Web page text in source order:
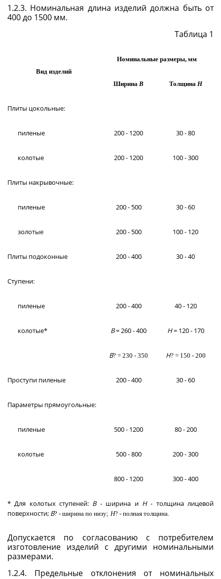
1.2.3. Номинальная длина изделий должна быть от
400 до 1500 мм.
Таблица 1
Вид изделий
Номинальные размеры, мм
Ширина В Толщина Н
Плиты цокольные:
пиленые 200 - 1200 30 - 80
колотые 200 - 1200 100 - 300
Плиты накрывочные:
пиленые 200 - 500 30 - 60
золотые 200 - 500 100 - 120
Плиты подоконные 200 - 400 30 - 40
Ступени:
пиленые 200 - 400 40 - 120
колотые* В= 260 - 400 Н= 120 - 170
В? = 230 - 350 Н?= 150 - 200
Проступи пиленые 200 - 400 30 - 60
Параметры прямоугольные:
пиленые 500 - 1200 80 - 200
колотые 500 - 800 200 - 300
800 - 1200 300 - 400
* Для колотых ступеней: В- ширина и Н- толщина лицевой
поверхности; В? - ширина по низу; Н? - полная толщина.
Допускается по согласованию с потребителем
изготовление изделий с другими номинальными
размерами.
1.2.4. Предельные отклонения от номинальных